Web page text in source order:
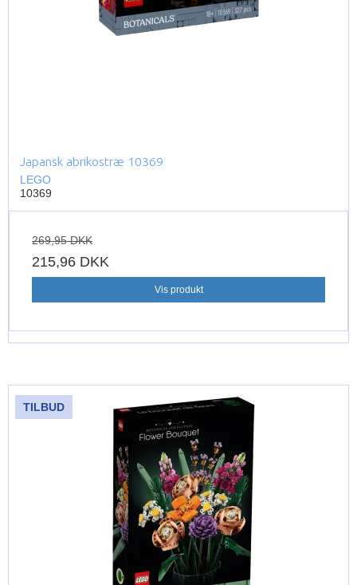
Japansk abrikostræ 10369
LEGO
10369
269,95 DKK
215,96 DKK
Vis produkt
TILBUD